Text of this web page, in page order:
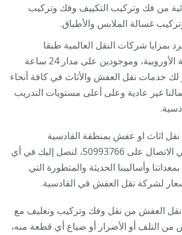
من فك وتركيب التكييف وفك وتركيب
غسالة الملابس والأطباق.
بمزايا شركات النقل العالمية طبقا
للمواصفات القياسية الأوروبية، وموجودين على مدار 24 ساعة
خدمات نقل العفش والأثاث في كافة أنحاء
غير عادية وعلى أعلى مستويات التدريب
اثاث او عفش بمنطقة القادسية
بالكويت فلا تتردد في الاتصال على 50993766، لنصل إليك في أي
وأساليبنا الحديثة والمتطورة التي
لشركة نقل العفش في القادسية.
العفش من نقل وفك وتركيب وتغليف مع
التلف أو الأضرار أو ضياع أي قطعة منه،